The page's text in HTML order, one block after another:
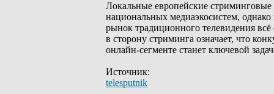
Локальные европейские
национальных медиаэкосистем,
рынок традиционного телевидения
в сторону стриминга означает, что
онлайн-сегменте станет ключевой
Источник:
telesputnik